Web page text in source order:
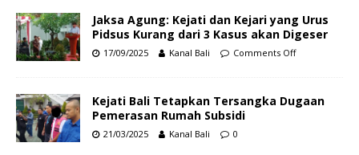
Jaksa Agung: Kejati dan Kejari yang Urus
Pidsus Kurang dari 3 Kasus akan Digeser
17/09/2025 Kanal Bali Comments Off
Kejati Bali Tetapkan Tersangka Dugaan
Pemerasan Rumah Subsidi
21/03/2025 Kanal Bali 0